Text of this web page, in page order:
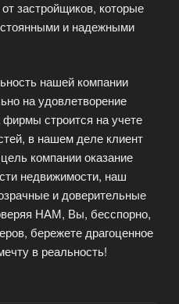
застройщиков, которые
и надежными
нашей компании
на удовлетворение
строится на учете
в нашем деле клиент
компании оказание
недвижимости, наш
и доверительные
НАМ, Вы, бесспорно,
бережете драгоценное
в реальность!